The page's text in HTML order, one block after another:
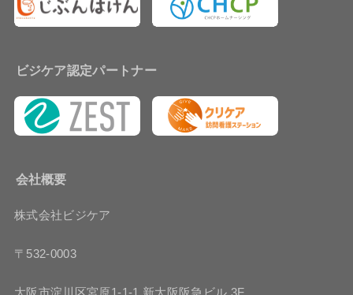
ビジケア認定パートナー
会社概要
株式会社ビジケア
〒532-0003